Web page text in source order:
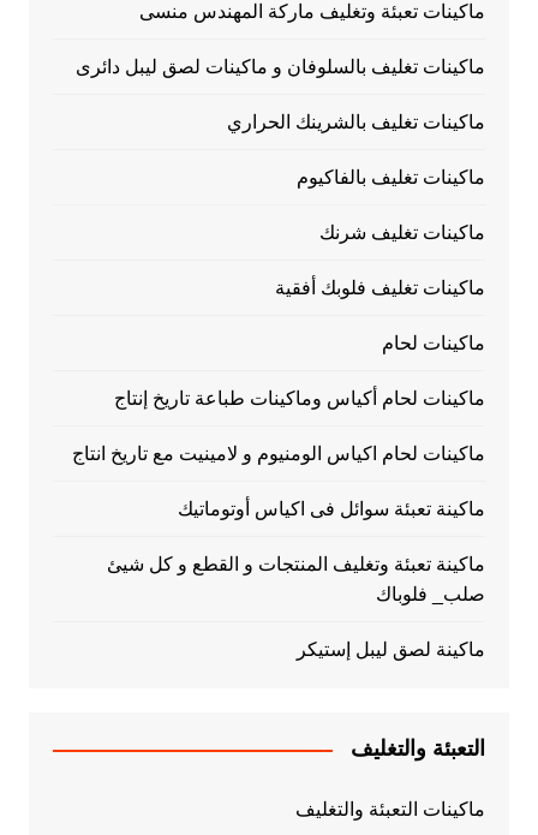
ماكينات تعبئة وتغليف ماركة المهندس منسى
ماكينات تغليف بالسلوفان و ماكينات لصق ليبل دائرى
ماكينات تغليف بالشرينك الحراري
ماكينات تغليف بالفاكيوم
ماكينات تغليف شرنك
ماكينات تغليف فلوبك أفقية
ماكينات لحام
ماكينات لحام أكياس وماكينات طباعة تاريخ إنتاج
ماكينات لحام اكياس الومنيوم و لامينيت مع تاريخ انتاج
ماكينة تعبئة سوائل فى اكياس أوتوماتيك
ماكينة تعبئة وتغليف المنتجات و القطع و كل شيئ
صلب_ فلوباك
ماكينة لصق ليبل إستيكر
التعبئة والتغليف
ماكينات التعبئة والتغليف